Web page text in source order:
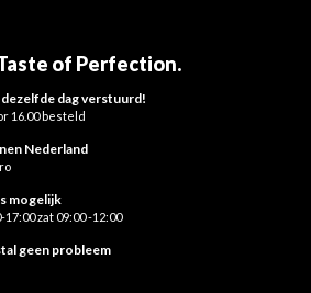
of Perfection.
dag verstuurd!
16.00 besteld
Nederland
mogelijk
zat 09:00 -12:00
geen probleem